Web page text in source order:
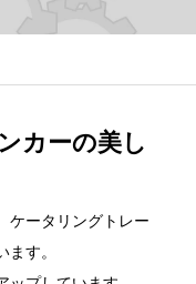
カーの美し
ケータリングトレー
す。